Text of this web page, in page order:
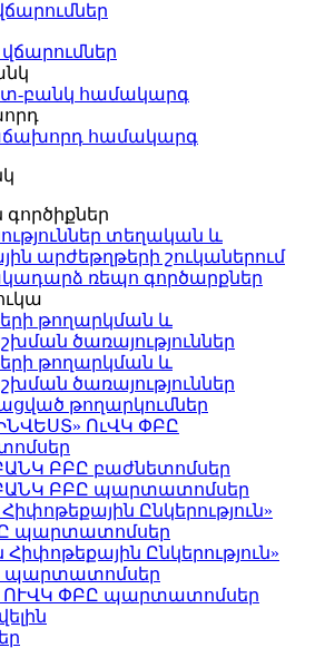
վճարումներ
բանկ համակարգ
համակարգ
գործիքներ
տեղական և
արժեթղթերի շուկաներում
ռեպո գործարքներ
թողարկման և
ծառայություններ
թողարկման և
ծառայություններ
թողարկումներ
ՈւՎԿ ՓԲԸ
ԲԲԸ բաժնետոմսեր
ԲԲԸ պարտատոմսեր
Ընկերություն»
պարտատոմսեր
Հիփոթեքային Ընկերություն»
պարտատոմսեր
ՈՒՎԿ ՓԲԸ պարտատոմսեր